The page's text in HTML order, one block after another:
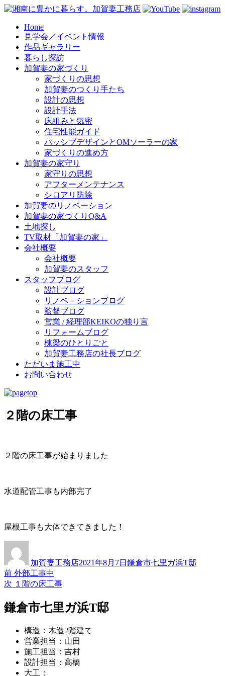
Home
見学会／イベント情報
作品ギャラリー
暮らし探訪
加賀妻の家づくり
家づくりの思想
加賀妻のつくり手たち
設計の思想
設計手法
床組みと気密
住宅性能ガイド
パッシブデザインとOMソーラーの家
家づくりの進め方
加賀妻の家守り
家守りの思想
アフターメンテナンス
シロアリ防除
加賀妻のリノベーション
加賀妻の家づくりQ&A
土地探し
TV取材「加賀妻の家」
会社概要
会社概要
加賀妻のスタッフ
スタッフブログ
設計ブログ
リノベ－ションブログ
監督ブログ
営業 / 経理部KEIKOの独り言
リフォームブログ
棟梁のひとりごと
加賀妻工務店の社長ブログ
ただいま施工中
お問い合わせ
２階の床工事
２階の床工事が始まりました
水道配管工事も内部完了
屋根工事も大体できてきました！
者加賀妻工務店日:
2021年8月7日ゴ
鎌倉市七里ガ浜T邸
投
稿
ナ
前 過
去
投
稿:
外部工事中
次 次
投
稿:
１階の床工事
鎌倉市七里ガ浜T邸
構造：木造2階建て
営業担当：山田
施工担当：吉村
設計担当：高橋
大工：